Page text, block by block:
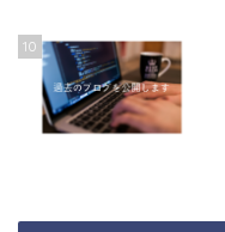
10